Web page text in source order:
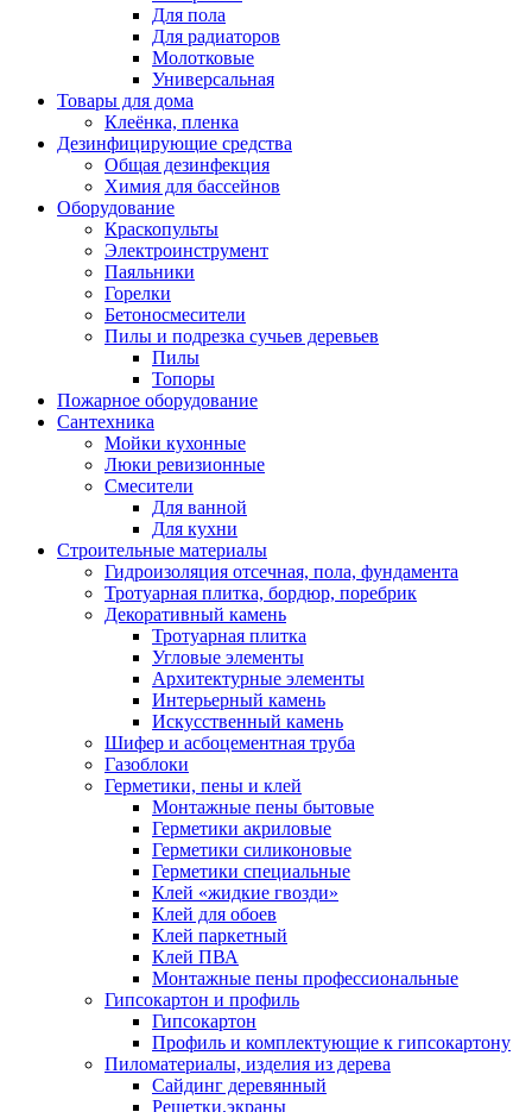
Для пола
Для радиаторов
Молотковые
Универсальная
Товары для дома
Клеёнка, пленка
Дезинфицирующие средства
Общая дезинфекция
Химия для бассейнов
Оборудование
Краскопульты
Электроинструмент
Паяльники
Горелки
Бетоносмесители
Пилы и подрезка сучьев деревьев
Пилы
Топоры
Пожарное оборудование
Сантехника
Мойки кухонные
Люки ревизионные
Смесители
Для ванной
Для кухни
Строительные материалы
Гидроизоляция отсечная, пола, фундамента
Тротуарная плитка, бордюр, поребрик
Декоративный камень
Тротуарная плитка
Угловые элементы
Архитектурные элементы
Интерьерный камень
Искусственный камень
Шифер и асбоцементная труба
Газоблоки
Герметики, пены и клей
Монтажные пены бытовые
Герметики акриловые
Герметики силиконовые
Герметики специальные
Клей «жидкие гвозди»
Клей для обоев
Клей паркетный
Клей ПВА
Монтажные пены профессиональные
Гипсокартон и профиль
Гипсокартон
Профиль и комплектующие к гипсокартону
Пиломатериалы, изделия из дерева
Сайдинг деревянный
Решетки,экраны